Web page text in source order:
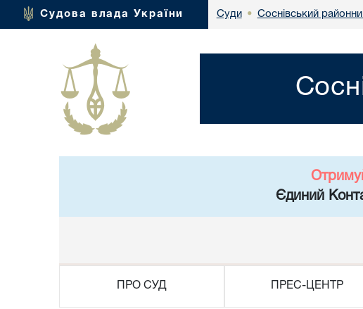
Судова влада України Суди • Соснівський
Єдиний
ПРО СУД ПРЕС-ЦЕНТР